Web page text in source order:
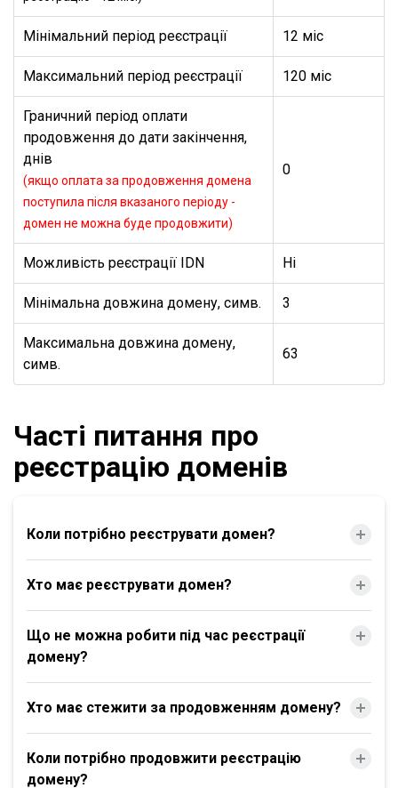
Мінімальний період реєстрації 12 міс
Максимальний період реєстрації 120 міс
Граничний період оплати
продовження до дати закінчення,
днів
(якщо оплата за продовження домена
поступила після вказаного періоду -
домен не можна буде продовжити)
0
Можливість реєстрації IDN Ні
Мінімальна довжина домену, симв. 3
Максимальна довжина домену,
симв.
63
Часті питання про
реєстрацію доменів
Коли потрібно реєструвати домен?
Хто має реєструвати домен?
Що не можна робити під час реєстрації
домену?
Хто має стежити за продовженням домену?
Коли потрібно продовжити реєстрацію
домену?